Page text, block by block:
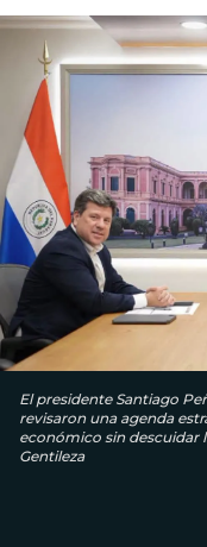
El presidente Santiago
revisaron una agenda
económico sin descuidar
Gentileza